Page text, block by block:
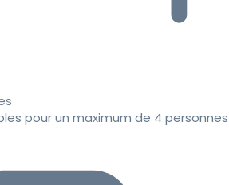
pour un maximum de 4 personnes